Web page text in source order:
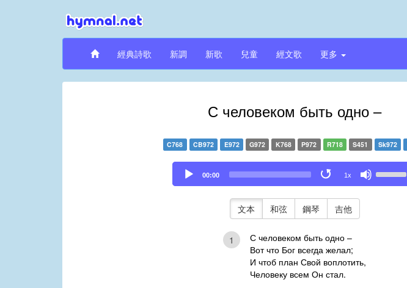
經典詩歌 新調 新歌 兒童 經文歌 更多
С человеком быть одно –
C768 CB972 E972 G972 K768 P972 R718 S451 Sk972
Audio
Player
00:00 1x
Up/Down
文本 和弦 鋼琴 吉他
1
С человеком быть одно –
Вот что Бог всегда желал;
И чтоб план Свой воплотить,
Человеку всем Он стал.